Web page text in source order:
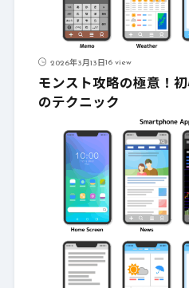
2026年3月13日16 view
モンスト攻略の極意！
のテクニック